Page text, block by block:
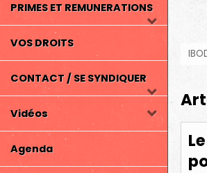
PRIMES ET REMUNERATIONS
VOS DROITS
CONTACT / SE SYNDIQUER
Vidéos
Agenda